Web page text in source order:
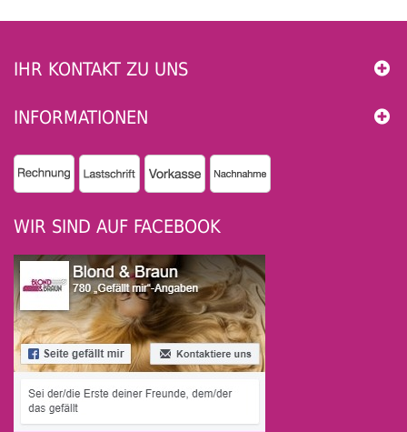
IHR KONTAKT ZU UNS
INFORMATIONEN
WIR SIND AUF FACEBOOK